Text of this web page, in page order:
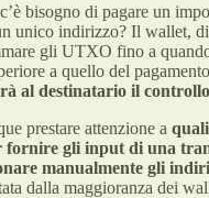
bisogno di pagare un
unico indirizzo? Il wallet,
gli UTXO fino a
a quello del
al destinatario il
prestare attenzione a
fornire gli input di una
manualmente gli
dalla maggioranza dei